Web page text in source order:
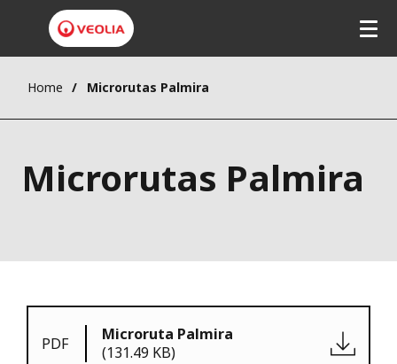
Home Microrutas Palmira
Microrutas Palmira
PDF
Microruta Palmira
(131.49 KB)